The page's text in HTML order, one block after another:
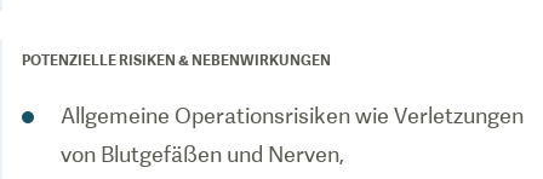
POTENZIELLE RISIKEN & NEBENWIRKUNGEN
Allgemeine Operationsrisiken wie Verletzungen
von Blutgefäßen und Nerven,